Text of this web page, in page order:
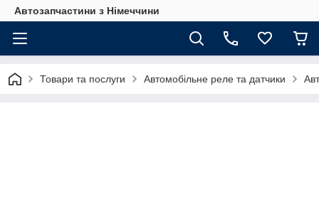
Автозапчастини з Німеччини
Товари та послуги Автомобільне реле та датчики